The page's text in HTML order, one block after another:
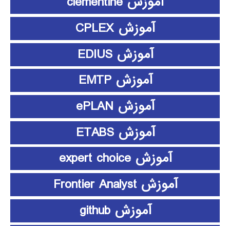
آموزش CPLEX
آموزش EDIUS
آموزش EMTP
آموزش ePLAN
آموزش ETABS
آموزش expert choice
آموزش Frontier Analyst
آموزش github